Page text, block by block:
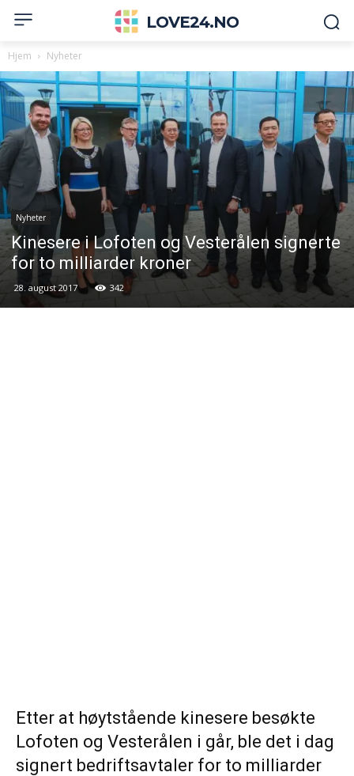
LOVE24.NO
Hjem Nyheter
Nyheter
Kinesere i Lofoten og Vesterålen signerte
for to milliarder kroner
28. august 2017 342
Etter at høytstående kinesere besøkte
Lofoten og Vesterålen i går, ble det i dag
signert bedriftsavtaler for to milliarder